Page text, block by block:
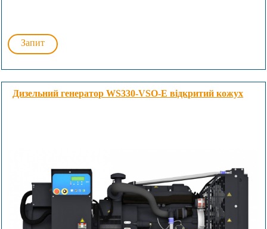
Запит
Дизельний генератор WS330-VSO-E відкритий кожух